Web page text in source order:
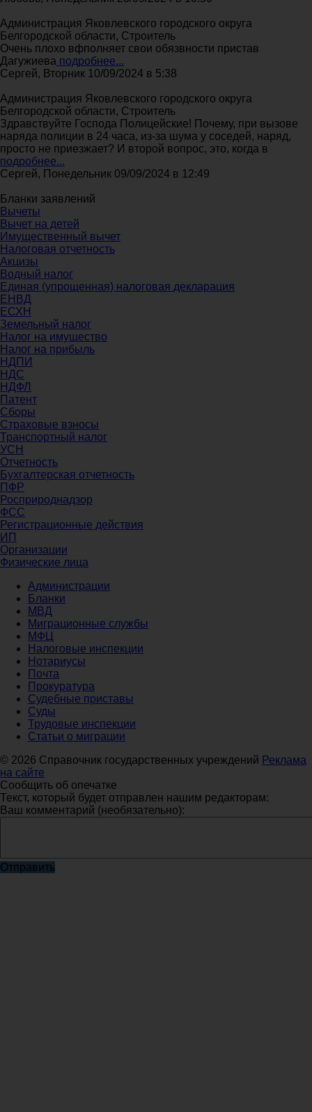
Администрация Яковлевского городского округа
Белгородской области, Строитель
Очень плохо вфполняет свои обязвности пристав
Дагужиева подробнее...
Сергей, Вторник 10/09/2024 в 5:38
Администрация Яковлевского городского округа
Белгородской области, Строитель
Здравствуйте Господа Полицейские! Почему, при вызове
наряда полиции в 24 часа, из-за шума у соседей, наряд,
просто не приезжает? И второй вопрос, это, когда в
подробнее...
Сергей, Понедельник 09/09/2024 в 12:49
Бланки заявлений
Вычеты
Вычет на детей
Имущественный вычет
Налоговая отчетность
Акцизы
Водный налог
Единая (упрощенная) налоговая декларация
ЕНВД
ЕСХН
Земельный налог
Налог на имущество
Налог на прибыль
НДПИ
НДС
НДФЛ
Патент
Сборы
Страховые взносы
Транспортный налог
УСН
Отчетность
Бухгалтерская отчетность
ПФР
Росприроднадзор
ФСС
Регистрационные действия
ИП
Организации
Физические лица
Администрации
Бланки
МВД
Миграционные службы
МФЦ
Налоговые инспекции
Нотариусы
Почта
Прокуратура
Судебные приставы
Суды
Трудовые инспекции
Статьи о миграции
© 2026 Справочник государственных учреждений Реклама
на сайте
Сообщить об опечатке
Текст, который будет отправлен нашим редакторам:
Ваш комментарий (необязательно):
Отправить